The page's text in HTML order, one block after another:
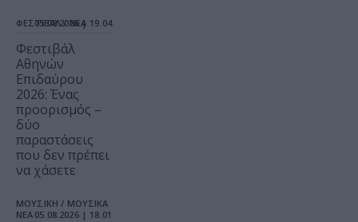
ΦΕΣΤΙΒΑΛ / ΝΕΑ
05.08.2026 | 19.04
Φεστιβάλ
Αθηνών
Επιδαύρου
2026: Ένας
προορισμός –
δύο
παραστάσεις
που δεν πρέπει
να χάσετε
ΜΟΥΣΙΚΗ / ΜΟΥΣΙΚΑ
ΝΕΑ 05.08.2026 | 18.01